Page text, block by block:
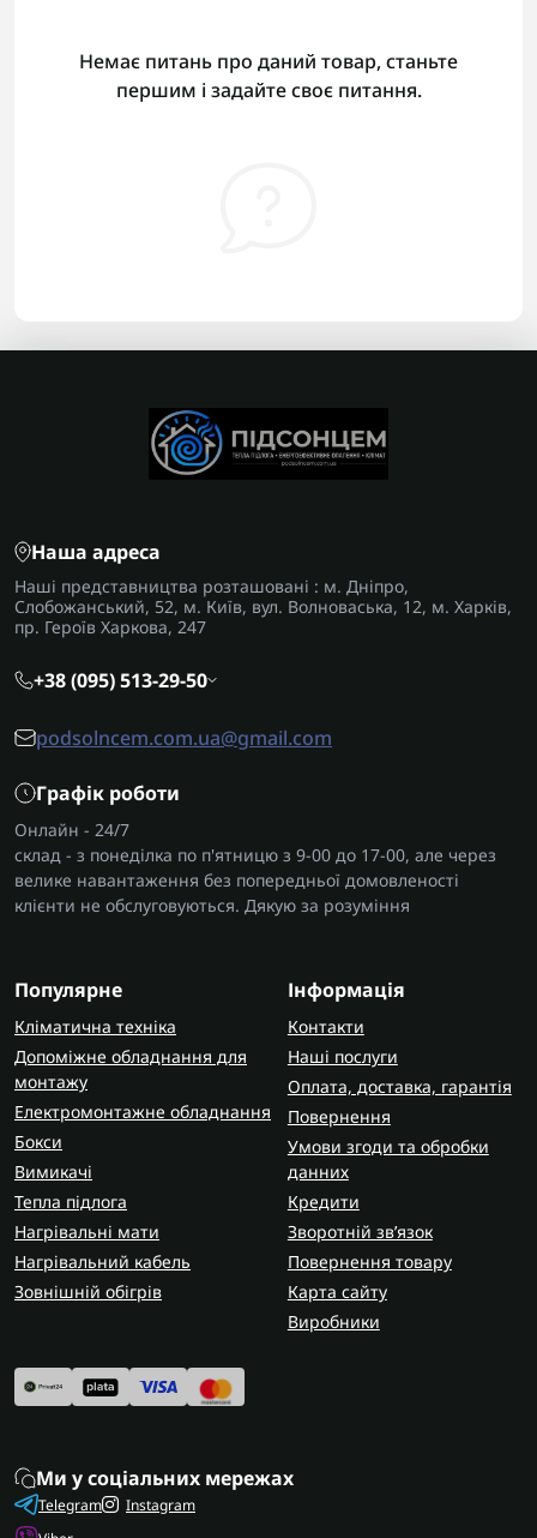
Немає питань про даний товар, станьте
першим і задайте своє питання.
Наша адреса
Наші представництва розташовані : м. Дніпро,
Слобожанський, 52, м. Київ, вул. Волноваська, 12, м. Харків,
пр. Героїв Харкова, 247
+38 (095) 513-29-50
podsolncem.com.ua@gmail.com
Графік роботи
Онлайн - 24/7
склад - з понеділка по п'ятницю з 9-00 до 17-00, але через
велике навантаження без попередньої домовленості
клієнти не обслуговуються. Дякую за розуміння
Популярне
Кліматична техніка
Допоміжне обладнання для
монтажу
Електромонтажне обладнання
Бокси
Вимикачі
Тепла підлога
Нагрівальні мати
Нагрівальний кабель
Зовнішній обігрів
Інформація
Контакти
Наші послуги
Оплата, доставка, гарантія
Повернення
Умови згоди та обробки
данних
Кредити
Зворотній зв’язок
Повернення товару
Карта сайту
Виробники
Ми у соціальних мережах
Telegram
Instagram